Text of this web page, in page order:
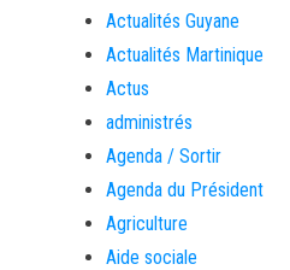
Actualités Guyane
Actualités Martinique
Actus
administrés
Agenda / Sortir
Agenda du Président
Agriculture
Aide sociale